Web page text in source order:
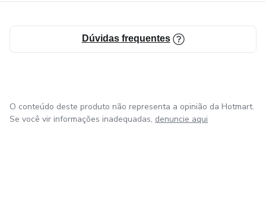
Dúvidas frequentes
O conteúdo deste produto não representa a opinião da Hotmart.
Se você vir informações inadequadas, denuncie aqui